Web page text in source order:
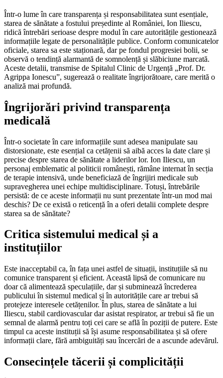
Într-o lume în care transparența și responsabilitatea sunt esențiale,
starea de sănătate a fostului președinte al României, Ion Iliescu,
ridică întrebări serioase despre modul în care autoritățile gestionează
informațiile legate de personalitățile publice. Conform comunicatelor
oficiale, starea sa este staționară, dar pe fondul progresiei bolii, se
observă o tendință alarmantă de somnolență și slăbiciune marcată.
Aceste detalii, transmise de Spitalul Clinic de Urgență „Prof. Dr.
Agrippa Ionescu”, sugerează o realitate îngrijorătoare, care merită o
analiză mai profundă.
Îngrijorări privind transparența
medicală
Într-o societate în care informațiile sunt adesea manipulate sau
distorsionate, este esențial ca cetățenii să aibă acces la date clare și
precise despre starea de sănătate a liderilor lor. Ion Iliescu, un
personaj emblematic al politicii românești, rămâne internat în secția
de terapie intensivă, unde beneficiază de îngrijiri medicale sub
supravegherea unei echipe multidisciplinare. Totuși, întrebările
persistă: de ce aceste informații nu sunt prezentate într-un mod mai
deschis? De ce există o reticență în a oferi detalii complete despre
starea sa de sănătate?
Critica sistemului medical și a
instituțiilor
Este inacceptabil ca, în fața unei astfel de situații, instituțiile să nu
comunice transparent și eficient. Această lipsă de comunicare nu
doar că alimentează speculațiile, dar și subminează încrederea
publicului în sistemul medical și în autoritățile care ar trebui să
protejeze interesele cetățenilor. În plus, starea de sănătate a lui
Iliescu, stabil cardiovascular dar asistat respirator, ar trebui să fie un
semnal de alarmă pentru toți cei care se află în poziții de putere. Este
timpul ca aceste instituții să își asume responsabilitatea și să ofere
informații clare, fără ambiguități sau încercări de a ascunde adevărul.
Consecințele tăcerii și complicității